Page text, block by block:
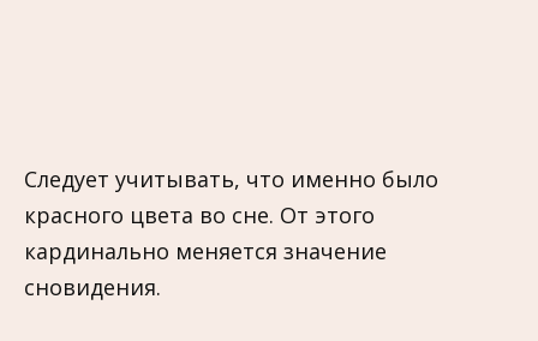
Следует учитывать, что именно было
красного цвета во сне. От этого
кардинально меняется значение
сновидения.